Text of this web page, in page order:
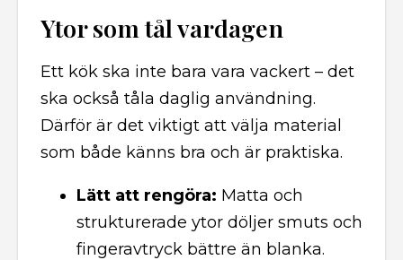
Ytor som tål vardagen
Ett kök ska inte bara vara vackert – det
ska också tåla daglig användning.
Därför är det viktigt att välja material
som både känns bra och är praktiska.
Lätt att rengöra: Matta och
strukturerade ytor döljer smuts och
fingeravtryck bättre än blanka.